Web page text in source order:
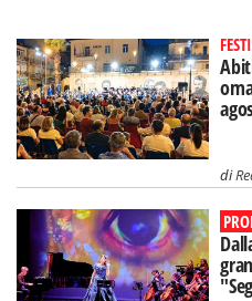
di